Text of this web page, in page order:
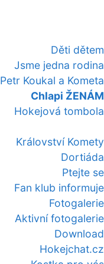
Děti dětem
Jsme jedna rodina
Petr Koukal a Kometa
Chlapi ŽENÁM
Hokejová tombola
Království Komety
Dortiáda
Ptejte se
Fan klub informuje
Fotogalerie
Aktivní fotogalerie
Download
Hokejchat.cz